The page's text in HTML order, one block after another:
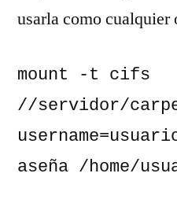
usarla como cualquier
mount -t cifs
//servidor/
aseña /home/